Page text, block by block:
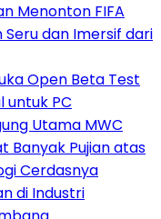
Menonton FIFA
dan Imersif dari
Open Beta Test
untuk PC
Utama MWC
Banyak Pujian atas
Cerdasnya
di Industri